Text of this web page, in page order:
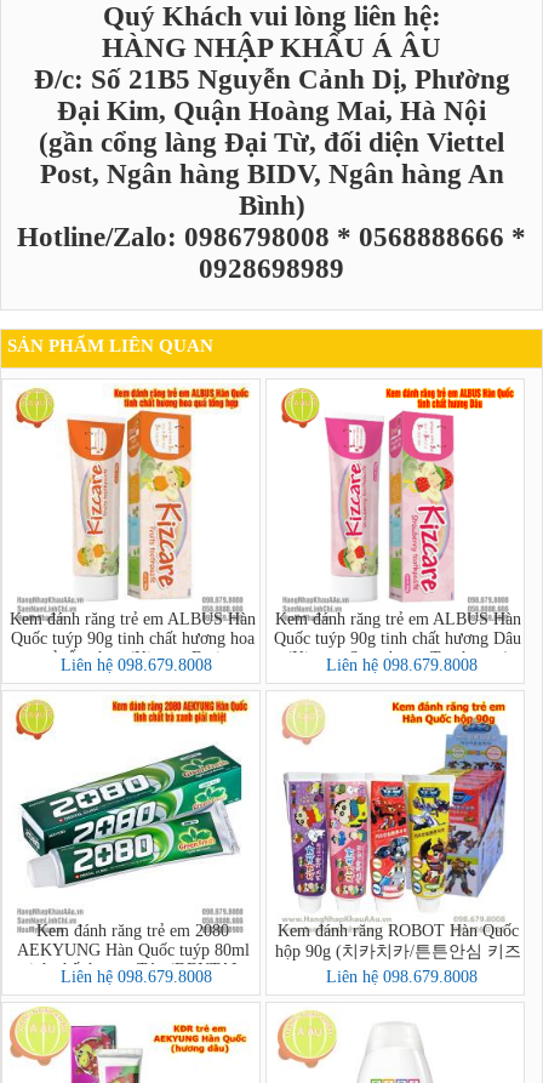
Quý Khách vui lòng liên hệ:
HÀNG NHẬP KHẨU Á ÂU
Đ/c: Số 21B5 Nguyễn Cảnh Dị, Phường
Đại Kim, Quận Hoàng Mai, Hà Nội
(gần cổng làng Đại Từ, đối diện Viettel
Post, Ngân hàng BIDV, Ngân hàng An
Bình)
Hotline/Zalo: 0986798008 * 0568888666 *
0928698989
SẢN PHẨM LIÊN QUAN
Kem đánh răng trẻ em ALBUS Hàn
Quốc tuýp 90g tinh chất hương hoa
quả tổng hợp (Kizcare Fruits
Toothpaste)
Liên hệ 098.679.8008
Kem đánh răng trẻ em ALBUS Hàn
Quốc tuýp 90g tinh chất hương Dâu
(Kizcare Strawberry Toothpaste)
Liên hệ 098.679.8008
Kem đánh răng trẻ em 2080
AEKYUNG Hàn Quốc tuýp 80ml
tinh chất hương Táo (DENTAL
CLINIC 2080 Kids Toothpaste
(Apple))
Liên hệ 098.679.8008
Kem đánh răng ROBOT Hàn Quốc
hộp 90g (치카치카/튼튼안심 키즈
치약)
Liên hệ 098.679.8008